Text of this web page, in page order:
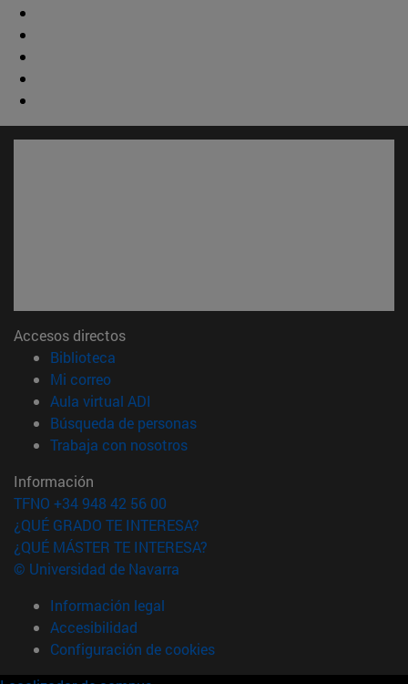
Accesos directos
Biblioteca
Mi correo(abre en nueva ventana)
Aula virtual ADI
Búsqueda de personas(abre en nueva ventana)
Trabaja con nosotros(abre en nueva ventana)
Información
TFNO +34 948 42 56 00
¿QUÉ GRADO TE INTERESA?
¿QUÉ MÁSTER TE INTERESA?
© Universidad de Navarra
Información legal
Accesibilidad
Configuración de cookies